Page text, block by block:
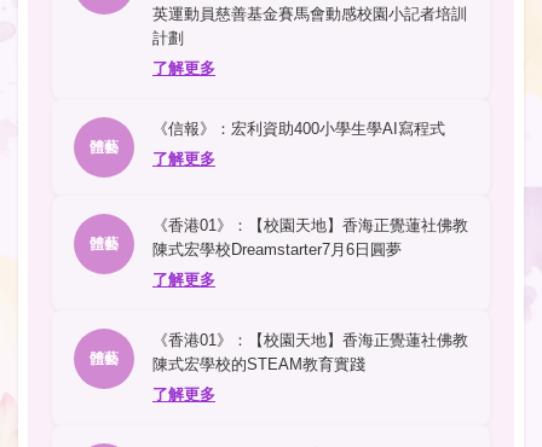
英運動員慈善基金賽馬會動感校園小記者培訓
計劃
了解更多
體藝
《信報》：宏利資助400小學生學AI寫程式
了解更多
體藝
《香港01》：【校園天地】香海正覺蓮社佛教
陳式宏學校Dreamstarter7月6日圓夢
了解更多
體藝
《香港01》：【校園天地】香海正覺蓮社佛教
陳式宏學校的STEAM教育實踐
了解更多